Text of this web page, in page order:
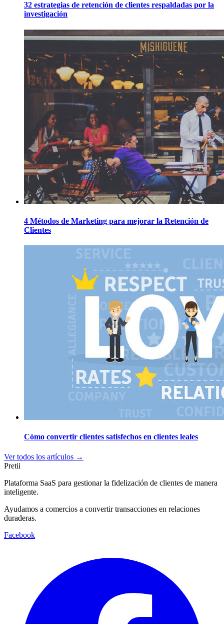
32 estrategias de retención de clientes respaldadas por la
investigación
4 Métodos de Marketing para mejorar la Retención de
Clientes
Cómo convertir clientes satisfechos en clientes leales
Ver todos los artículos →
Pretii
Plataforma SaaS para gestionar la fidelización de clientes de manera
inteligente.
Ayudamos a comercios a convertir transacciones en relaciones
duraderas.
Facebook